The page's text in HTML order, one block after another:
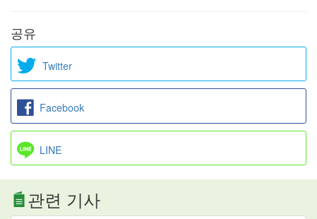
공유
Twitter
Facebook
LINE
관련 기사